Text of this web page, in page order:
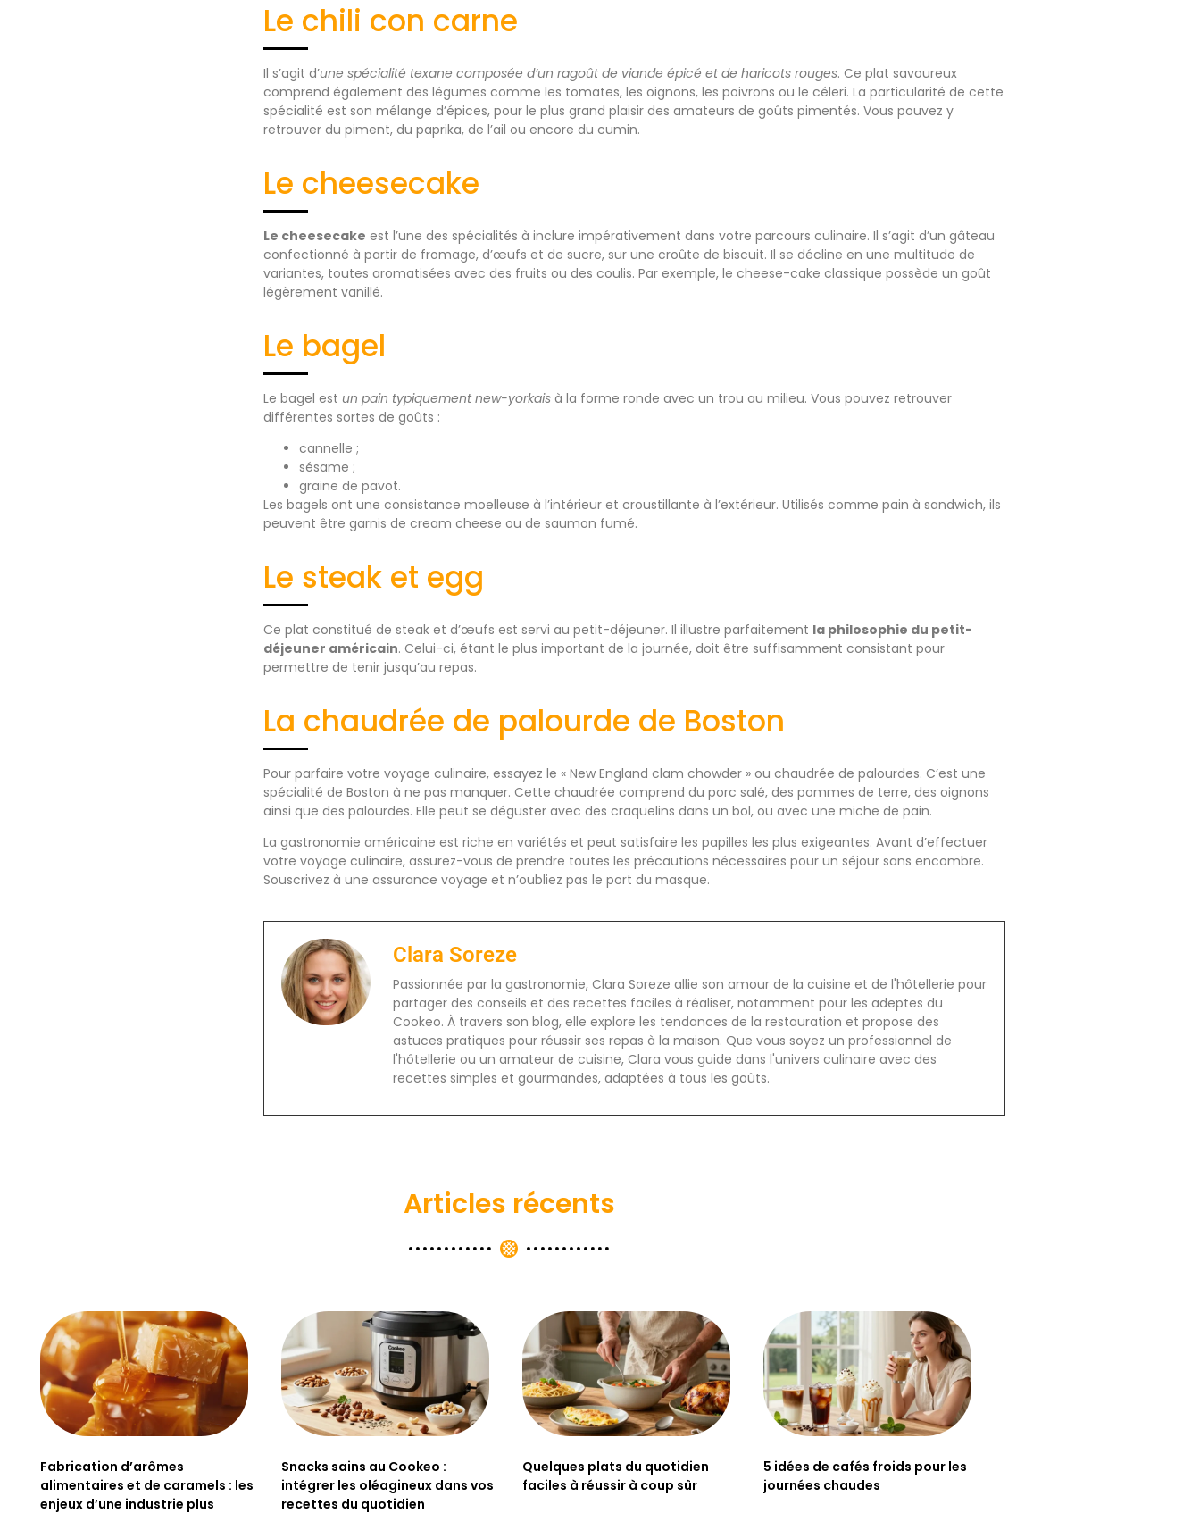
Le chili con carne
Il s’agit d’une spécialité texane composée d’un ragoût de viande épicé et de haricots rouges. Ce plat savoureux
comprend également des légumes comme les tomates, les oignons, les poivrons ou le céleri. La particularité de cette
spécialité est son mélange d’épices, pour le plus grand plaisir des amateurs de goûts pimentés. Vous pouvez y
retrouver du piment, du paprika, de l’ail ou encore du cumin.
Le cheesecake
Le cheesecake est l’une des spécialités à inclure impérativement dans votre parcours culinaire. Il s’agit d’un gâteau
confectionné à partir de fromage, d’œufs et de sucre, sur une croûte de biscuit. Il se décline en une multitude de
variantes, toutes aromatisées avec des fruits ou des coulis. Par exemple, le cheese-cake classique possède un goût
légèrement vanillé.
Le bagel
Le bagel est un pain typiquement new-yorkais à la forme ronde avec un trou au milieu. Vous pouvez retrouver
différentes sortes de goûts :
cannelle ;
sésame ;
graine de pavot.
Les bagels ont une consistance moelleuse à l’intérieur et croustillante à l’extérieur. Utilisés comme pain à sandwich, ils
peuvent être garnis de cream cheese ou de saumon fumé.
Le steak et egg
Ce plat constitué de steak et d’œufs est servi au petit-déjeuner. Il illustre parfaitement la philosophie du petit-
déjeuner américain. Celui-ci, étant le plus important de la journée, doit être suffisamment consistant pour
permettre de tenir jusqu’au repas.
La chaudrée de palourde de Boston
Pour parfaire votre voyage culinaire, essayez le « New England clam chowder » ou chaudrée de palourdes. C’est une
spécialité de Boston à ne pas manquer. Cette chaudrée comprend du porc salé, des pommes de terre, des oignons
ainsi que des palourdes. Elle peut se déguster avec des craquelins dans un bol, ou avec une miche de pain.
La gastronomie américaine est riche en variétés et peut satisfaire les papilles les plus exigeantes. Avant d’effectuer
votre voyage culinaire, assurez-vous de prendre toutes les précautions nécessaires pour un séjour sans encombre.
Souscrivez à une assurance voyage et n’oubliez pas le port du masque.
Clara Soreze
Passionnée par la gastronomie, Clara Soreze allie son amour de la cuisine et de l'hôtellerie pour
partager des conseils et des recettes faciles à réaliser, notamment pour les adeptes du
Cookeo. À travers son blog, elle explore les tendances de la restauration et propose des
astuces pratiques pour réussir ses repas à la maison. Que vous soyez un professionnel de
l'hôtellerie ou un amateur de cuisine, Clara vous guide dans l'univers culinaire avec des
recettes simples et gourmandes, adaptées à tous les goûts.
Articles récents
Fabrication d’arômes
alimentaires et de caramels : les
enjeux d’une industrie plus
Snacks sains au Cookeo :
intégrer les oléagineux dans vos
recettes du quotidien
Quelques plats du quotidien
faciles à réussir à coup sûr
5 idées de cafés froids pour les
journées chaudes